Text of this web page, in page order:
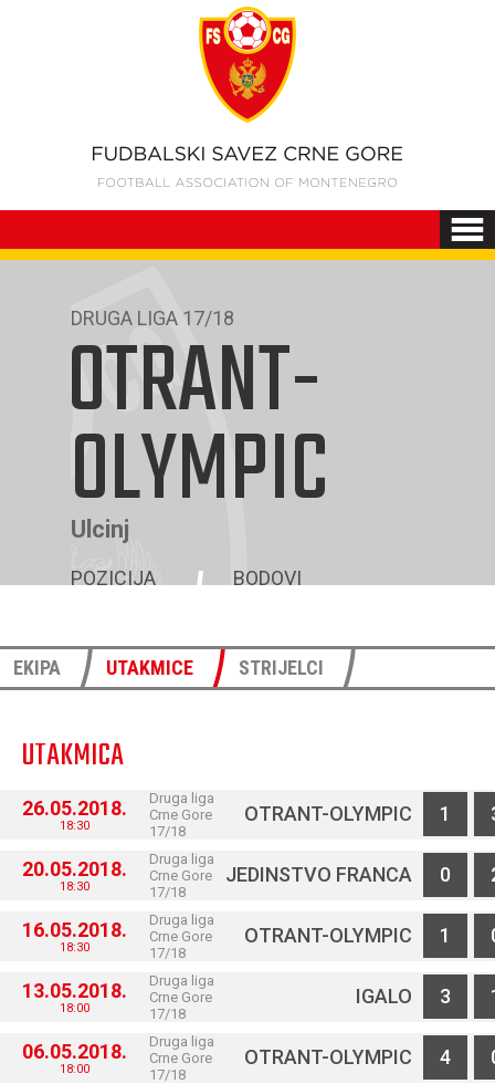
DRUGA LIGA 17/18
OTRANT-
OLYMPIC
Ulcinj
POZICIJA BODOVI
EKIPA UTAKMICE STRIJELCI
UTAKMICA
26.05.2018.
18:30
Druga liga
Crne Gore
17/18
OTRANT-OLYMPIC 1
20.05.2018.
18:30
Druga liga
Crne Gore
17/18
JEDINSTVO FRANCA 0
16.05.2018.
18:30
Druga liga
Crne Gore
17/18
OTRANT-OLYMPIC 1
13.05.2018.
18:00
Druga liga
Crne Gore
17/18
IGALO 3
06.05.2018.
18:00
Druga liga
Crne Gore
17/18
OTRANT-OLYMPIC 4